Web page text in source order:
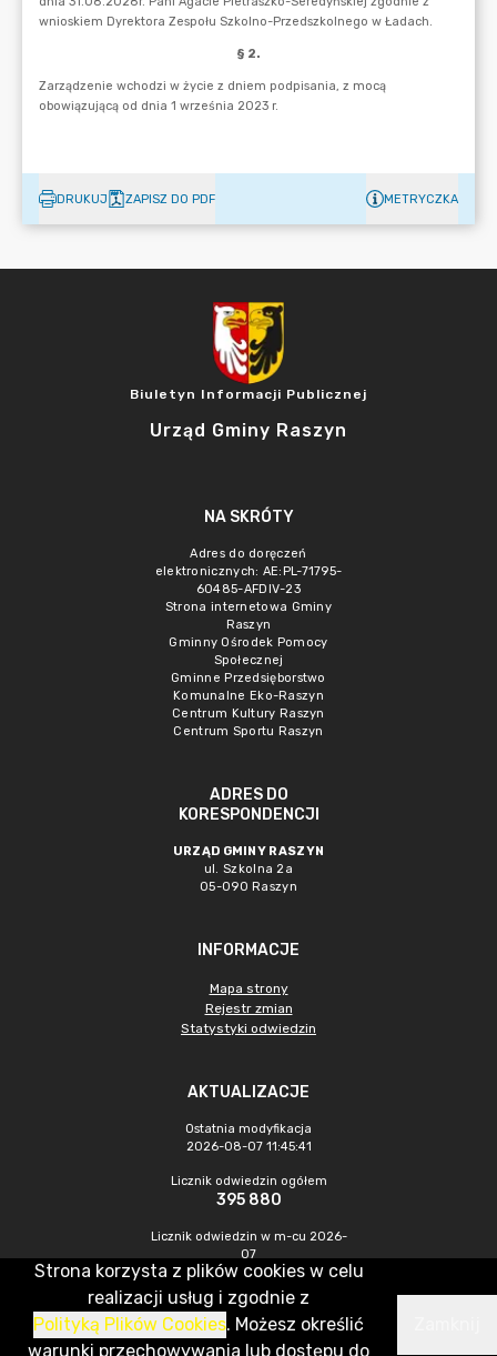
DRUKUJ ZAPISZ DO PDF METRYCZKA
Biuletyn Informacji Publicznej
Urząd Gminy Raszyn
NA SKRÓTY
Adres do doręczeń
elektronicznych: AE:PL-71795-
60485-AFDIV-23
Strona internetowa Gminy
Raszyn
Gminny Ośrodek Pomocy
Społecznej
Gminne Przedsięborstwo
Komunalne Eko-Raszyn
Centrum Kultury Raszyn
Centrum Sportu Raszyn
ADRES DO
KORESPONDENCJI
URZĄD GMINY RASZYN
ul. Szkolna 2a
05-090 Raszyn
INFORMACJE
Mapa strony
Rejestr zmian
Statystyki odwiedzin
AKTUALIZACJE
Ostatnia modyfikacja
2026-08-07 11:45:41
Licznik odwiedzin ogółem
395 880
Licznik odwiedzin w m-cu 2026-
07
1 191
CMS & Hosting: Nefeni Sp. z o.o.
Strona korzysta z plików cookies w celu
realizacji usług i zgodnie z
Polityką Plików Cookies. Możesz określić
warunki przechowywania lub dostępu do